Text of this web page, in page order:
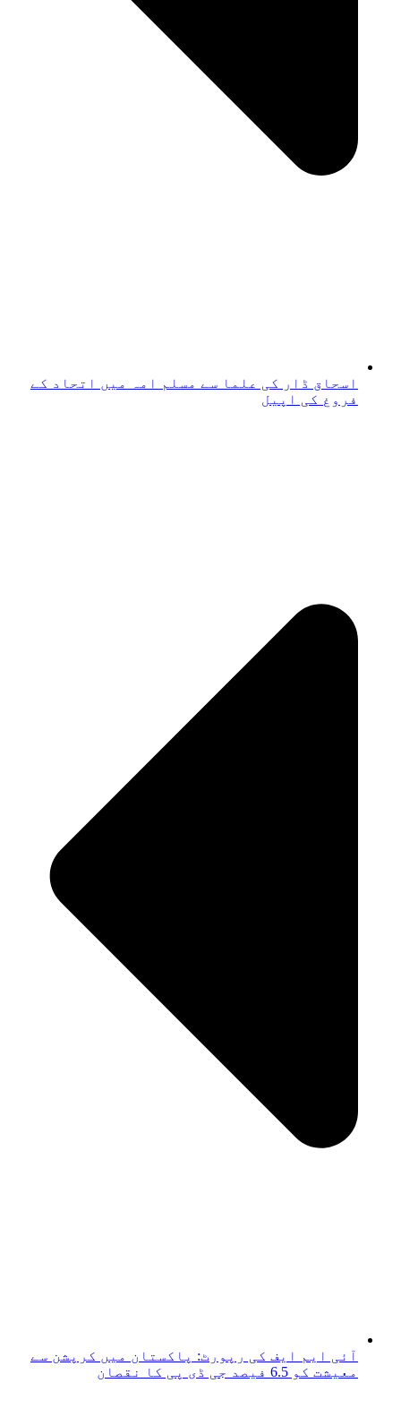
اسحاق ڈار کی علما سے مسلم امہ میں اتحاد کے
فروغ کی اپیل
آئی ایم ایف کی رپورٹ: پاکستان میں کرپشن سے
معیشت کو 6.5 فیصد جی ڈی پی کا نقصان